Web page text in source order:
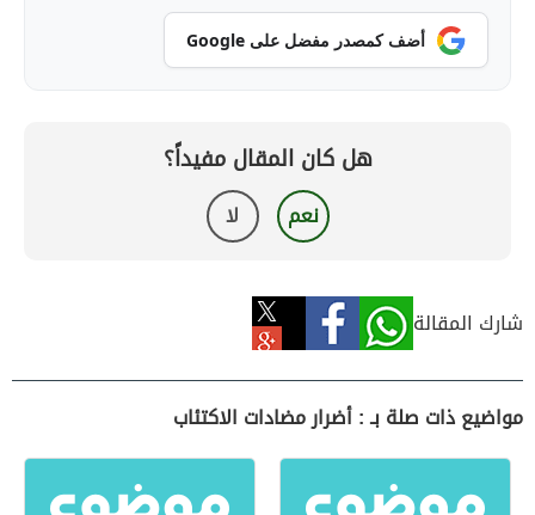
أضف كمصدر مفضل على Google
هل كان المقال مفيداً؟
نعم لا
شارك المقالة
مواضيع ذات صلة بـ : أضرار مضادات الاكتئاب